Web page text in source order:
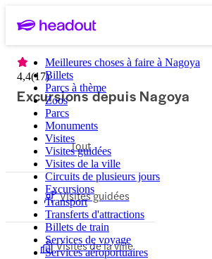
Meilleures choses à faire à Nagoya
Billets
Parcs à thème
Zoos
Parcs
Monuments
Visites
Visites guidées
Visites de la ville
Circuits de plusieurs jours
Excursions
Transport
Transferts d'attractions
Billets de train
Services de voyage
Services aéroportuaires
4,4(17)
Excursions depuis Nagoya
Tout
Visites guidées
Visites de la ville